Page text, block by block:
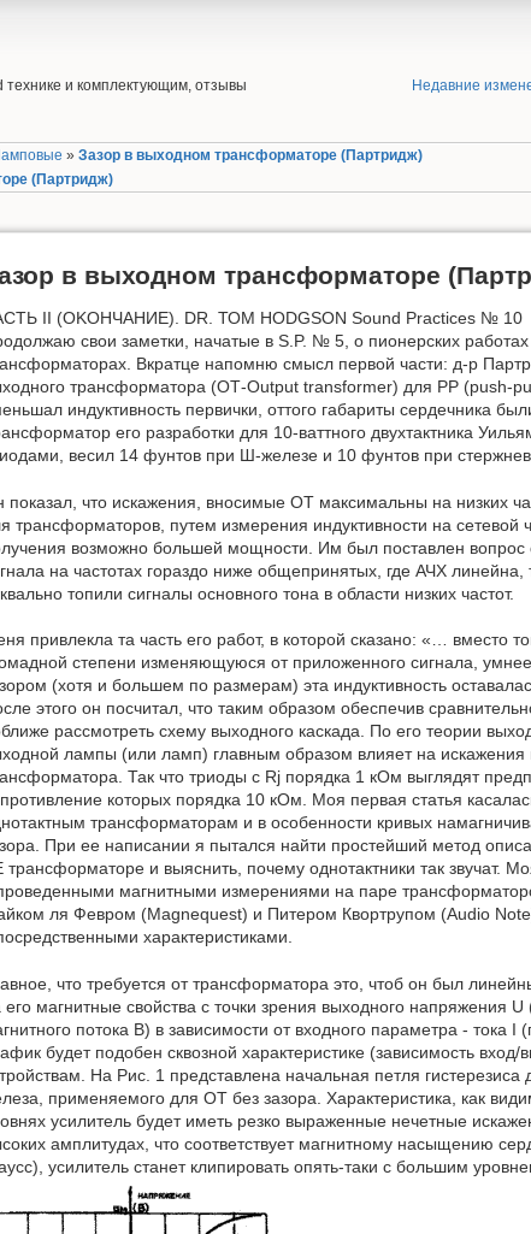
технике и комплектующим, отзывы
Недавние
»Зазор в выходном трансформаторе (Партридж)
(Партридж)
в выходном трансформаторе
II (OKOHЧAHИE). DR. ТОМ HODGSON Sound Practices № 10
свои заметки, начатые в S.P. № 5, о пионерских
Вкратце напомню смысл первой части: д-р
трансформатора (ОТ-Output transformer) для РР (push-
индуктивность первички, оттого габариты сердечника
его разработки для 10-ваттного двухтактника
весил 14 фунтов при Ш-железе и 10 фунтов при
показал, что искажения, вносимые ОТ максимальны на низких
трансформаторов, путем измерения индуктивности на сетевой
возможно большей мощности. Им был поставлен
на частотах гораздо ниже общепринятых, где АЧХ линейна,
топили сигналы основного тона в области низких частот.
привлекла та часть его работ, в которой сказано: «… вместо
степени изменяющуюся от приложенного сигнала,
(хотя и большем по размерам) эта индуктивность
этого он посчитал, что таким образом обеспечив
рассмотреть схему выходного каскада. По его теории
лампы (или ламп) главным образом влияет на
Так что триоды с Rj порядка 1 кОм выглядят
которых порядка 10 кОм. Моя первая статья
трансформаторам и в особенности кривых
При ее написании я пытался найти простейший метод
трансформаторе и выяснить, почему однотактники так звучат.
магнитными измерениями на паре
ля Февром (Magnequest) и Питером Квортрупом (Audio
характеристиками.
что требуется от трансформатора это, чтоб он был
его магнитные свойства с точки зрения выходного напряжения
потока В) в зависимости от входного параметра - тока
будет подобен сквозной характеристике (зависимость
На Рис. 1 представлена начальная петля
применяемого для ОТ без зазора. Характеристика, как
усилитель будет иметь резко выраженные нечетные
амплитудах, что соответствует магнитному насыщению
усилитель станет клипировать опять-таки с большим